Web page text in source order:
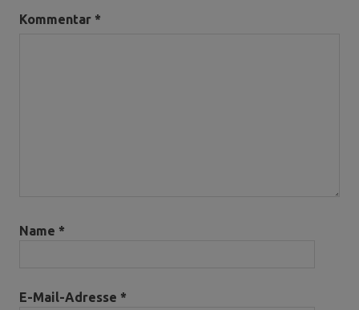
Kommentar *
Name *
E-Mail-Adresse *